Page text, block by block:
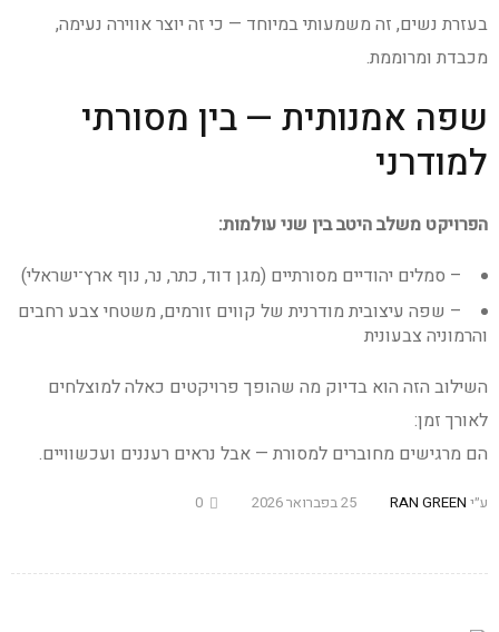
בעזרת נשים, זה משמעותי במיוחד — כי זה יוצר אווירה נעימה,
מכבדת ומרוממת.
שפה אמנותית — בין מסורתי
למודרני
הפרויקט משלב היטב בין שני עולמות:
– סמלים יהודיים מסורתיים (מגן דוד, כתר, נר, נוף ארץ־ישראלי)
– שפה עיצובית מודרנית של קווים זורמים, משטחי צבע רחבים
והרמוניה צבעונית
השילוב הזה הוא בדיוק מה שהופך פרויקטים כאלה למוצלחים
לאורך זמן:
הם מרגישים מחוברים למסורת — אבל נראים רעננים ועכשוויים.
ע״י RAN GREEN 25 בפברואר 2026